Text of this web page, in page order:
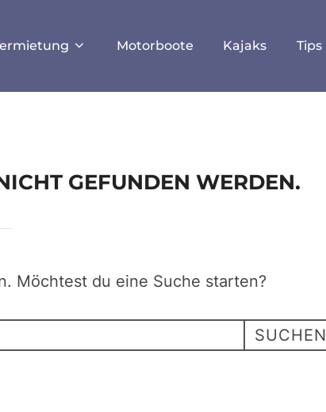
Motorboote Kajaks Tips
GEFUNDEN WERDEN.
Möchtest du eine Suche starten?
SUCHEN